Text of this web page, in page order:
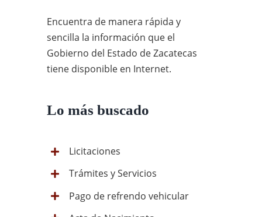
Encuentra de manera rápida y
sencilla la información que el
Gobierno del Estado de Zacatecas
tiene disponible en Internet.
Lo más buscado
Licitaciones
Trámites y Servicios
Pago de refrendo vehicular